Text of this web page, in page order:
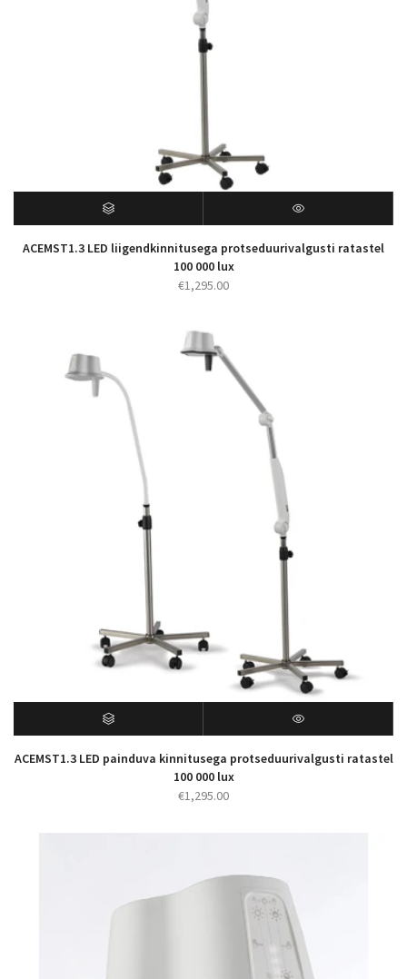
ACEMST1.3 LED liigendkinnitusega protseduurivalgusti ratastel
100 000 lux
€1,295.00
ACEMST1.3 LED painduva kinnitusega protseduurivalgusti ratastel
100 000 lux
€1,295.00